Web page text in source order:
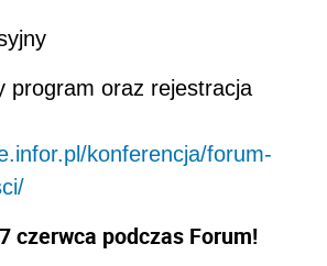
program oraz rejestracja
konferencja/forum-
czerwca podczas Forum!